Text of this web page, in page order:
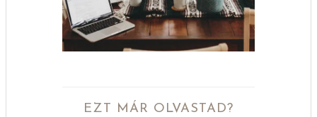
EZT MÁR OLVASTAD?